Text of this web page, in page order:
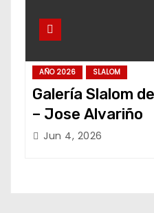
AÑO 2026 SLALOM
Galería Slalom
– Jose Alvariño
Jun 4, 2026